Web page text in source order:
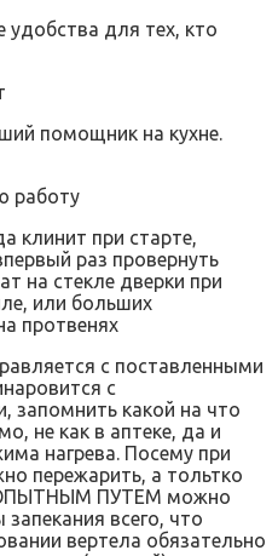
удобства для тех, кто
помощник на кухне.
работу
клинит при старте,
раз провернуть
на стекле дверки при
или больших
протвенях
с поставленными
с
запомнить какой на что
не как в аптеке, да и
нагрева. Посему при
пережарить, а тольтко
ОПЫТНЫМ ПУТЕМ можно
всего, что
вертела обязательно